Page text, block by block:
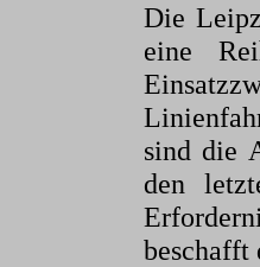
Die
eine
sind die
den
beschafft